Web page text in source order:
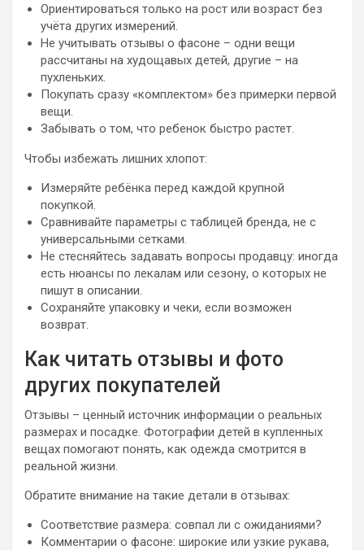
Ориентироваться только на рост или возраст без
учёта других измерений.
Не учитывать отзывы о фасоне – одни вещи
рассчитаны на худощавых детей, другие – на
пухленьких.
Покупать сразу «комплектом» без примерки первой
вещи.
Забывать о том, что ребенок быстро растет.
Чтобы избежать лишних хлопот:
Измеряйте ребёнка перед каждой крупной
покупкой.
Сравнивайте параметры с таблицей бренда, не с
универсальными сетками.
Не стесняйтесь задавать вопросы продавцу: иногда
есть нюансы по лекалам или сезону, о которых не
пишут в описании.
Сохраняйте упаковку и чеки, если возможен
возврат.
Как читать отзывы и фото
других покупателей
Отзывы – ценный источник информации о реальных
размерах и посадке. Фотографии детей в купленных
вещах помогают понять, как одежда смотрится в
реальной жизни.
Обратите внимание на такие детали в отзывах:
Соответствие размера: совпал ли с ожиданиями?
Комментарии о фасоне: широкие или узкие рукава,